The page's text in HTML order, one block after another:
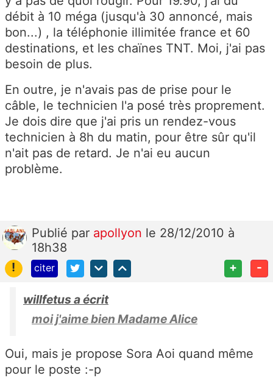
débit à 10 méga (jusqu'à 30 annoncé, mais
bon...) , la téléphonie illimitée france et 60
destinations, et les chaïnes TNT. Moi, j'ai pas
besoin de plus.
En outre, je n'avais pas de prise pour le
câble, le technicien l'a posé très proprement.
Je dois dire que j'ai pris un rendez-vous
technicien à 8h du matin, pour être sûr qu'il
n'ait pas de retard. Je n'ai eu aucun
problème.
Publié par apollyon le 28/12/2010 à
18h38
!
citer + -
willfetus a écrit
moi j'aime bien Madame Alice
Oui, mais je propose Sora Aoi quand même
pour le poste :-p